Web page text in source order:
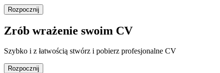
Rozpocznij
Zrób wrażenie swoim CV
Szybko i z łatwością stwórz i pobierz profesjonalne CV
Rozpocznij